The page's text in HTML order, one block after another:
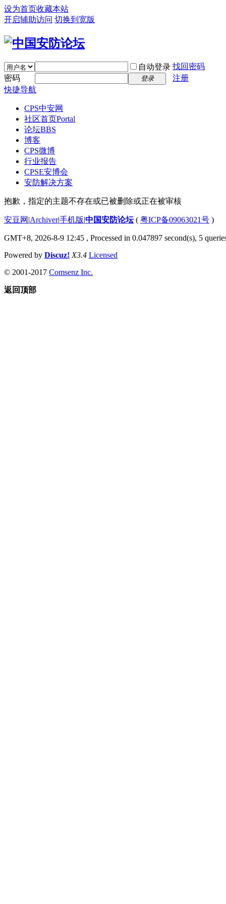
设为首页收藏本站
开启辅助访问 切换到宽版
自动登录 找回密码
密码
登录
注册
快捷导航
CPS中安网
社区首页Portal
论坛BBS
博客
CPS微博
行业报告
CPSE安博会
安防解决方案
抱歉，指定的主题不存在或已被删除或正在被审核
安豆网 |Archiver|手机版|中国安防论坛( 粤ICP备09063021号 )
GMT+8, 2026-8-9 12:45 , Processed in 0.047897 second(s), 5
Powered by Discuz! X3.4 Licensed
© 2001-2017 Comsenz Inc.
返回顶部